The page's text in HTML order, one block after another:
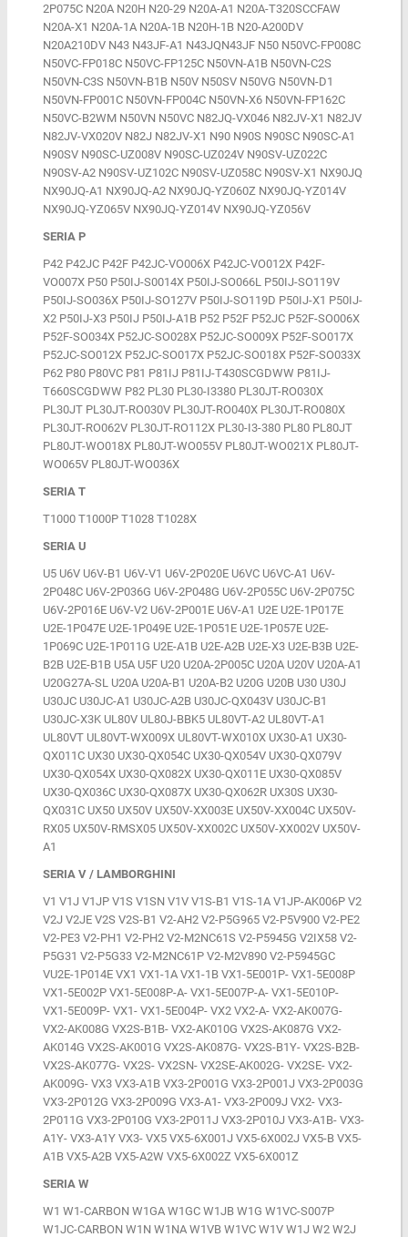
2P075C N20A N20H N20-29 N20A-A1 N20A-T320SCCFAW
N20A-X1 N20A-1A N20A-1B N20H-1B N20-A200DV
N20A210DV N43 N43JF-A1 N43JQN43JF N50 N50VC-FP008C
N50VC-FP018C N50VC-FP125C N50VN-A1B N50VN-C2S
N50VN-C3S N50VN-B1B N50V N50SV N50VG N50VN-D1
N50VN-FP001C N50VN-FP004C N50VN-X6 N50VN-FP162C
N50VC-B2WM N50VN N50VC N82JQ-VX046 N82JV-X1 N82JV
N82JV-VX020V N82J N82JV-X1 N90 N90S N90SC N90SC-A1
N90SV N90SC-UZ008V N90SC-UZ024V N90SV-UZ022C
N90SV-A2 N90SV-UZ102C N90SV-UZ058C N90SV-X1 NX90JQ
NX90JQ-A1 NX90JQ-A2 NX90JQ-YZ060Z NX90JQ-YZ014V
NX90JQ-YZ065V NX90JQ-YZ014V NX90JQ-YZ056V
SERIA P
P42 P42JC P42F P42JC-VO006X P42JC-VO012X P42F-
VO007X P50 P50IJ-S0014X P50IJ-SO066L P50IJ-SO119V
P50IJ-SO036X P50IJ-SO127V P50IJ-SO119D P50IJ-X1 P50IJ-
X2 P50IJ-X3 P50IJ P50IJ-A1B P52 P52F P52JC P52F-SO006X
P52F-SO034X P52JC-SO028X P52JC-SO009X P52F-SO017X
P52JC-SO012X P52JC-SO017X P52JC-SO018X P52F-SO033X
P62 P80 P80VC P81 P81IJ P81IJ-T430SCGDWW P81IJ-
T660SCGDWW P82 PL30 PL30-I3380 PL30JT-RO030X
PL30JT PL30JT-RO030V PL30JT-RO040X PL30JT-RO080X
PL30JT-RO062V PL30JT-RO112X PL30-I3-380 PL80 PL80JT
PL80JT-WO018X PL80JT-WO055V PL80JT-WO021X PL80JT-
WO065V PL80JT-WO036X
SERIA T
T1000 T1000P T1028 T1028X
SERIA U
U5 U6V U6V-B1 U6V-V1 U6V-2P020E U6VC U6VC-A1 U6V-
2P048C U6V-2P036G U6V-2P048G U6V-2P055C U6V-2P075C
U6V-2P016E U6V-V2 U6V-2P001E U6V-A1 U2E U2E-1P017E
U2E-1P047E U2E-1P049E U2E-1P051E U2E-1P057E U2E-
1P069C U2E-1P011G U2E-A1B U2E-A2B U2E-X3 U2E-B3B U2E-
B2B U2E-B1B U5A U5F U20 U20A-2P005C U20A U20V U20A-A1
U20G27A-SL U20A U20A-B1 U20A-B2 U20G U20B U30 U30J
U30JC U30JC-A1 U30JC-A2B U30JC-QX043V U30JC-B1
U30JC-X3K UL80V UL80J-BBK5 UL80VT-A2 UL80VT-A1
UL80VT UL80VT-WX009X UL80VT-WX010X UX30-A1 UX30-
QX011C UX30 UX30-QX054C UX30-QX054V UX30-QX079V
UX30-QX054X UX30-QX082X UX30-QX011E UX30-QX085V
UX30-QX036C UX30-QX087X UX30-QX062R UX30S UX30-
QX031C UX50 UX50V UX50V-XX003E UX50V-XX004C UX50V-
RX05 UX50V-RMSX05 UX50V-XX002C UX50V-XX002V UX50V-
A1
SERIA V / LAMBORGHINI
V1 V1J V1JP V1S V1SN V1V V1S-B1 V1S-1A V1JP-AK006P V2
V2J V2JE V2S V2S-B1 V2-AH2 V2-P5G965 V2-P5V900 V2-PE2
V2-PE3 V2-PH1 V2-PH2 V2-M2NC61S V2-P5945G V2IX58 V2-
P5G31 V2-P5G33 V2-M2NC61P V2-M2V890 V2-P5945GC
VU2E-1P014E VX1 VX1-1A VX1-1B VX1-5E001P- VX1-5E008P
VX1-5E002P VX1-5E008P-A- VX1-5E007P-A- VX1-5E010P-
VX1-5E009P- VX1- VX1-5E004P- VX2 VX2-A- VX2-AK007G-
VX2-AK008G VX2S-B1B- VX2-AK010G VX2S-AK087G VX2-
AK014G VX2S-AK001G VX2S-AK087G- VX2S-B1Y- VX2S-B2B-
VX2S-AK077G- VX2S- VX2SN- VX2SE-AK002G- VX2SE- VX2-
AK009G- VX3 VX3-A1B VX3-2P001G VX3-2P001J VX3-2P003G
VX3-2P012G VX3-2P009G VX3-A1- VX3-2P009J VX2- VX3-
2P011G VX3-2P010G VX3-2P011J VX3-2P010J VX3-A1B- VX3-
A1Y- VX3-A1Y VX3- VX5 VX5-6X001J VX5-6X002J VX5-B VX5-
A1B VX5-A2B VX5-A2W VX5-6X002Z VX5-6X001Z
SERIA W
W1 W1-CARBON W1GA W1GC W1JB W1G W1VC-S007P
W1JC-CARBON W1N W1NA W1VB W1VC W1V W1J W2 W2J